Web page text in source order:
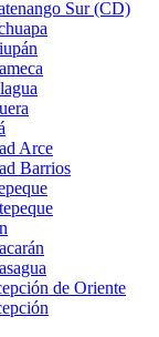
Sur (CD)
Arce
Barrios
de Oriente